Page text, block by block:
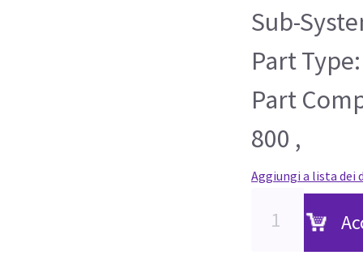
Sub-
Part
Part
800 ,
Aggiungi a lista dei